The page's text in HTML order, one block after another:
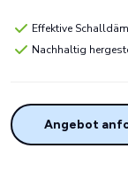
Effektive
Nachhaltig
Angebot